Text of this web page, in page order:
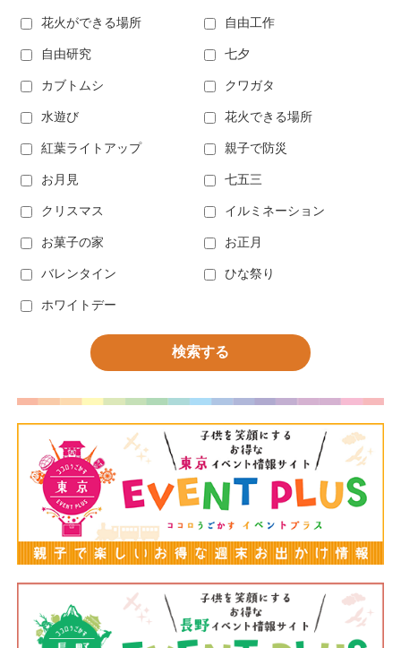
花火ができる場所 自由工作
自由研究 七夕
カブトムシ クワガタ
水遊び 花火できる場所
紅葉ライトアップ 親子で防災
お月見 七五三
クリスマス イルミネーション
お菓子の家 お正月
バレンタイン ひな祭り
ホワイトデー